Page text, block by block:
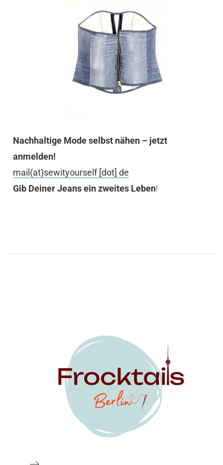
Nachhaltige Mode selbst nähen – jetzt
anmelden!
mail(at)sewityourself [dot] de
Gib Deiner Jeans ein zweites Leben!